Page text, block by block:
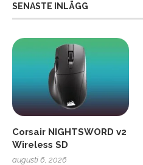
SENASTE INLÄGG
Corsair NIGHTSWORD v2
Wireless SD
augusti 6, 2026